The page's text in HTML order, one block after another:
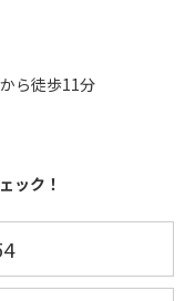
ら徒歩11分
ック！